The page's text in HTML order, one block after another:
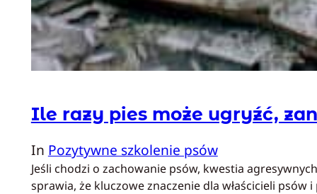
Ile razy pies może ugryźć,
In Pozytywne szkolenie psów
Jeśli chodzi o zachowanie psów, kwestia
sprawia, że kluczowe znaczenie dla właścicieli